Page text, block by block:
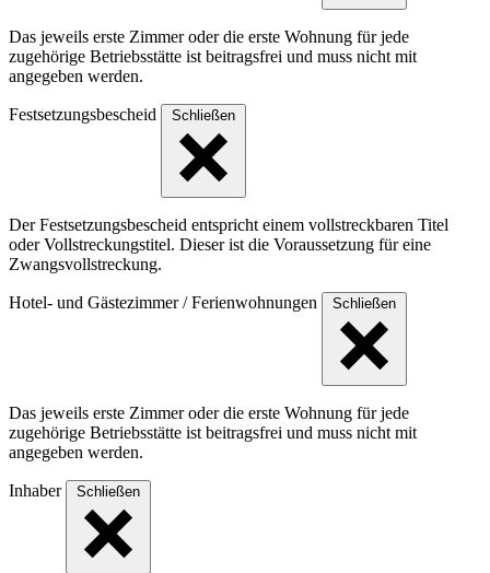
Das jeweils erste Zimmer oder die erste Wohnung für jede
zugehörige Betriebsstätte ist beitragsfrei und muss nicht mit
angegeben werden.
Festsetzungsbescheid Schließen
Der Festsetzungsbescheid entspricht einem vollstreckbaren Titel
oder Vollstreckungstitel. Dieser ist die Voraussetzung für eine
Zwangsvollstreckung.
Hotel- und Gästezimmer / Ferienwohnungen Schließen
Das jeweils erste Zimmer oder die erste Wohnung für jede
zugehörige Betriebsstätte ist beitragsfrei und muss nicht mit
angegeben werden.
Inhaber Schließen